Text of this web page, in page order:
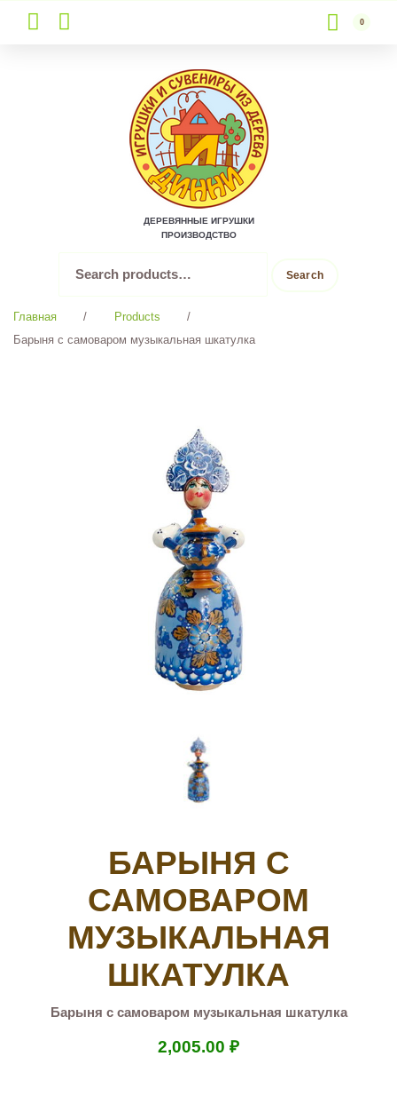
to
content
0
ДЕРЕВЯННЫЕ ИГРУШКИ
ПРОИЗВОДСТВО
for:
Search
Главная / Products
/
Барыня с самоваром музыкальная шкатулка
БАРЫНЯ С
САМОВАРОМ
МУЗЫКАЛЬНАЯ
ШКАТУЛКА
Барыня с самоваром музыкальная шкатулка
2,005.00 ₽